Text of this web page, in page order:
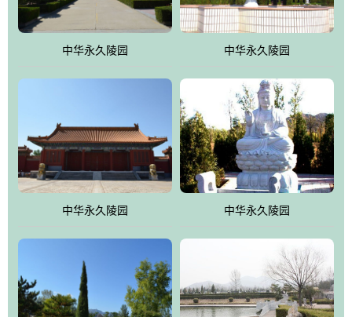
中华永久陵园 中华永久陵园
中华永久陵园 中华永久陵园